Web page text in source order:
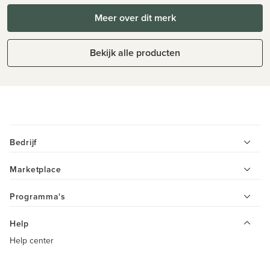
Meer over dit merk
Bekijk alle producten
Bedrijf
Marketplace
Programma's
Help
Help center